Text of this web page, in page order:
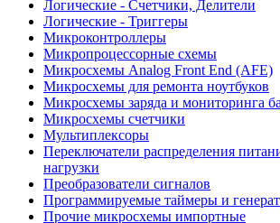
Логические - Счетчики, Делители
Логические - Триггеры
Микроконтроллеры
Микропроцессорные схемы
Микросхемы Analog Front End (AFE)
Микросхемы для ремонта ноутбуков
Микросхемы заряда и мониторинга
Микросхемы счетчики
Мультиплексоры
Переключатели распределения
нагрузки
Преобразователи сигналов
Программируемые таймеры и
Прочие микросхемы импортные